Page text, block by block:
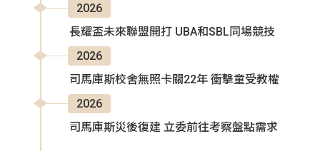
2026
長耀盃未來聯盟開打 UBA和SBL同場競技
2026
司馬庫斯校舍無照卡關22年 衝擊童受教權
2026
司馬庫斯災後復建 立委前往考察盤點需求